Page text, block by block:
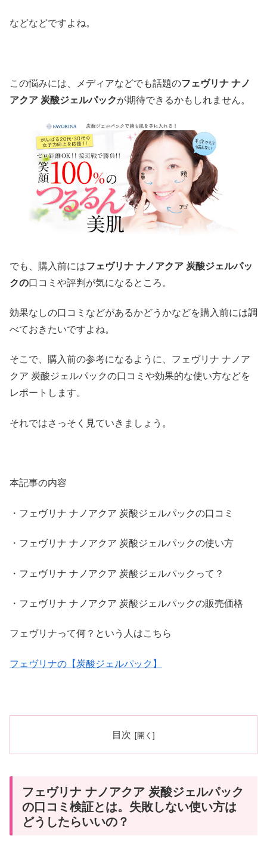
などなどですよね。
この悩みには、メディアなどでも話題のフェヴリナ ナノ
アクア 炭酸ジェルパックが期待できるかもしれません。
でも、購入前にはフェヴリナ ナノアクア 炭酸ジェルパッ
クの口コミや評判が気になるところ。
効果なしの口コミなどがあるかどうかなどを購入前には調
べておきたいですよね。
そこで、購入前の参考になるように、フェヴリナ ナノア
クア 炭酸ジェルパックの口コミや効果的な使い方などを
レポートします。
それではさっそく見ていきましょう。
本記事の内容
・フェヴリナ ナノアクア 炭酸ジェルパックの口コミ
・フェヴリナ ナノアクア 炭酸ジェルパックの使い方
・フェヴリナ ナノアクア 炭酸ジェルパックって？
・フェヴリナ ナノアクア 炭酸ジェルパックの販売価格
フェヴリナって何？という人はこちら
フェヴリナの【炭酸ジェルパック】
目次
フェヴリナ ナノアクア 炭酸ジェルパック
の口コミ検証とは。失敗しない使い方は
どうしたらいいの？